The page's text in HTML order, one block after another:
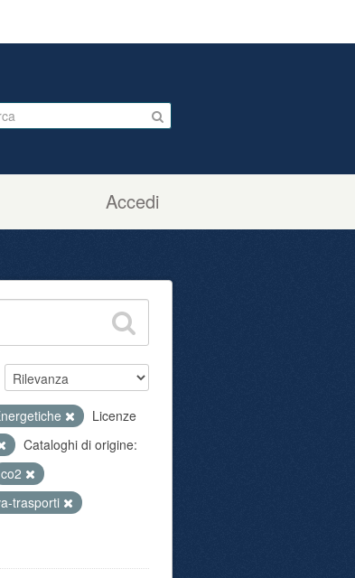
Accedi
Licenze
Cataloghi di origine:
co2
trasporti